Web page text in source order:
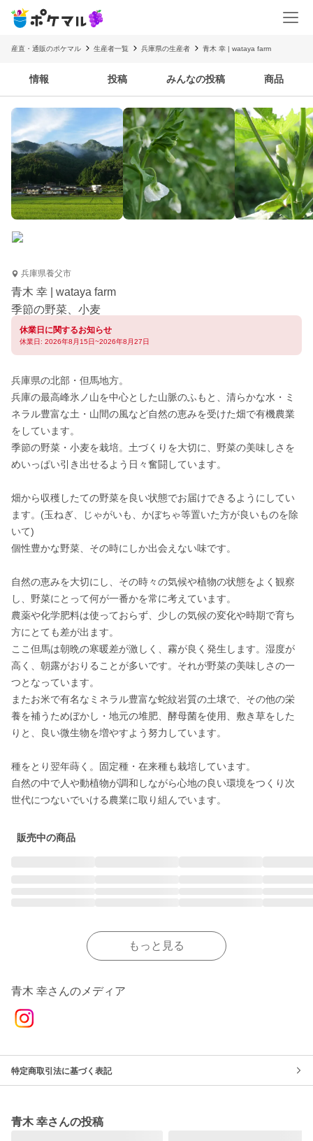
産直・通販のポケマル 生産者一覧 兵庫県の生産者 青木 幸 | wataya farm
情報 投稿 みんなの投稿 商品
兵庫県養父市
青木 幸 | wataya farm
季節の野菜、小麦
休業日に関するお知らせ
休業日: 2026年8月15日~2026年8月27日
兵庫県の北部・但馬地方。
兵庫の最高峰氷ノ山を中心とした山脈のふもと、清らかな水・ミ
ネラル豊富な土・山間の風など自然の恵みを受けた畑で有機農業
をしています。
季節の野菜・小麦を栽培。土づくりを大切に、野菜の美味しさを
めいっぱい引き出せるよう日々奮闘しています。
畑から収穫したての野菜を良い状態でお届けできるようにしてい
ます。(玉ねぎ、じゃがいも、かぼちゃ等置いた方が良いものを除
いて)
個性豊かな野菜、その時にしか出会えない味です。
自然の恵みを大切にし、その時々の気候や植物の状態をよく観察
し、野菜にとって何が一番かを常に考えています。
農薬や化学肥料は使っておらず、少しの気候の変化や時期で育ち
方にとても差が出ます。
ここ但馬は朝晩の寒暖差が激しく、霧が良く発生します。湿度が
高く、朝露がおりることが多いです。それが野菜の美味しさの一
つとなっています。
またお米で有名なミネラル豊富な蛇紋岩質の土壌で、その他の栄
養を補うためぼかし・地元の堆肥、酵母菌を使用、敷き草をした
りと、良い微生物を増やすよう努力しています。
種をとり翌年蒔く。固定種・在来種も栽培しています。
自然の中で人や動植物が調和しながら心地の良い環境をつくり次
世代につないでいける農業に取り組んでいます。
販売中の商品
もっと見る
青木 幸さんのメディア
特定商取引法に基づく表記
青木 幸さんの投稿